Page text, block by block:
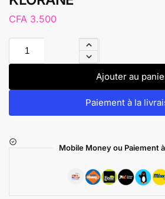
CFA 3.500
Ajouter au
Paiement à la
Mobile Money ou Paiement